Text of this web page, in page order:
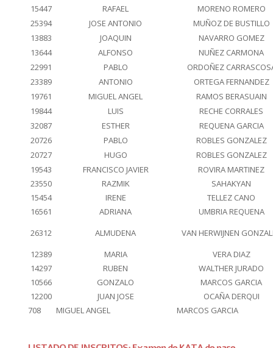
15447
RAFAEL
MORENO ROMERO
25394
JOSE ANTONIO
MUÑOZ DE BUSTILLO
13883
JOAQUIN
NAVARRO GOMEZ
13644
ALFONSO
NUÑEZ CARMONA
22991
PABLO
ORDOÑEZ
23389
ANTONIO
ORTEGA FERNANDEZ
19761
MIGUEL ANGEL
RAMOS BERASUAIN
19844
LUIS
RECHE CORRALES
32087
ESTHER
REQUENA GARCIA
20726
PABLO
ROBLES GONZALEZ
20727
HUGO
ROBLES GONZALEZ
19543
FRANCISCO JAVIER
ROVIRA MARTINEZ
23550
RAZMIK
SAHAKYAN
15454
IRENE
TELLEZ CANO
16561
ADRIANA
UMBRIA REQUENA
26312
ALMUDENA
VAN HERWIJNEN
12389
MARIA
VERA DIAZ
14297
RUBEN
WALTHER JURADO
10566
GONZALO
MARCOS GARCIA
12200
JUAN JOSE
OCAÑA DERQUI
708
MIGUEL ANGEL MARCOS GARCIA